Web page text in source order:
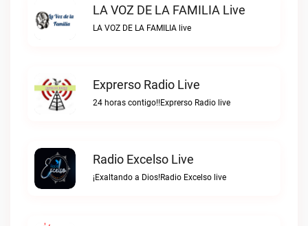
LA VOZ DE LA FAMILIA Live
LA VOZ DE LA FAMILIA live
Exprerso Radio Live
24 horas contigo!!Exprerso Radio live
Radio Excelso Live
¡Exaltando a Dios!Radio Excelso live